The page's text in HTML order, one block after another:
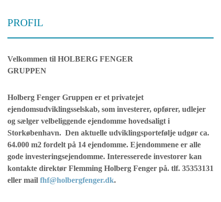
PROFIL
Velkommen til HOLBERG FENGER
GRUPPEN
Holberg Fenger Gruppen er et privatejet
ejendomsudviklingsselskab, som investerer, opfører, udlejer
og sælger velbeliggende ejendomme hovedsaligt i
Storkøbenhavn. Den aktuelle udviklingsportefølje udgør ca.
64.000 m2 fordelt på 14 ejendomme. Ejendommene er alle
gode investeringsejendomme. Interesserede investorer kan
kontakte direktør Flemming Holberg Fenger på. tlf. 35353131
eller mail fhf@holbergfenger.dk.